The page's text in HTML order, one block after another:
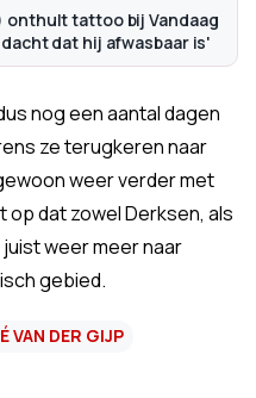
onthult tattoo bij Vandaag
dat hij afwasbaar is'
nog een aantal dagen
ze terugkeren naar
weer verder met
op dat zowel Derksen, als
weer meer naar
gebied.
VAN DER GIJP